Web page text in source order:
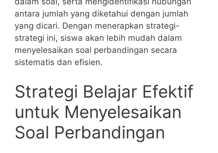
antara jumlah yang diketahui dengan jumlah
yang dicari. Dengan menerapkan strategi-
strategi ini, siswa akan lebih mudah dalam
‌menyelesaikan soal perbandingan secara
sistematis dan efisien.
Strategi Belajar Efektif
untuk Menyelesaikan
Soal Perbandingan